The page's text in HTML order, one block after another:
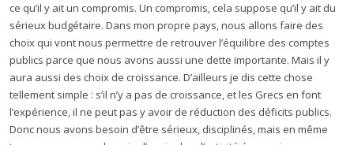
ce qu’il y ait un compromis. Un compromis, cela suppose qu’il y ait du
sérieux budgétaire. Dans mon propre pays, nous allons faire des
choix qui vont nous permettre de retrouver l’équilibre des comptes
publics parce que nous avons aussi une dette importante. Mais il y
aura aussi des choix de croissance. D’ailleurs je dis cette chose
tellement simple : s’il n’y a pas de croissance, et les Grecs en font
l’expérience, il ne peut pas y avoir de réduction des déficits publics.
Donc nous avons besoin d’être sérieux, disciplinés, mais en même